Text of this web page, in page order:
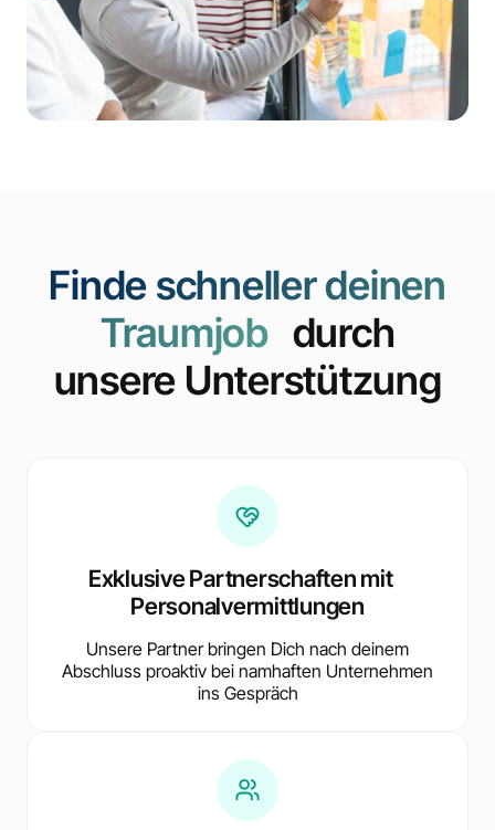
Finde schneller deinen
Traumjobdurch
unsere Unterstützung
Exklusive Partnerschaften mit
Personalvermittlungen
Unsere Partner bringen Dich nach deinem
Abschluss proaktiv bei namhaften Unternehmen
ins Gespräch